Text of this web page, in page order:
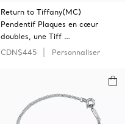
Return to Tiffany(MC)
Pendentif Plaques en cœur
doubles, une Tiff …
CDN$445
Personnaliser